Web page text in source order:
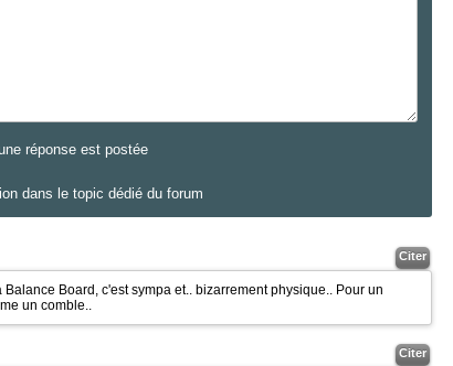
réponse est postée
dans le topic dédié du forum
Citer
Balance Board, c'est sympa et.. bizarrement physique.. Pour un
un comble..
Citer